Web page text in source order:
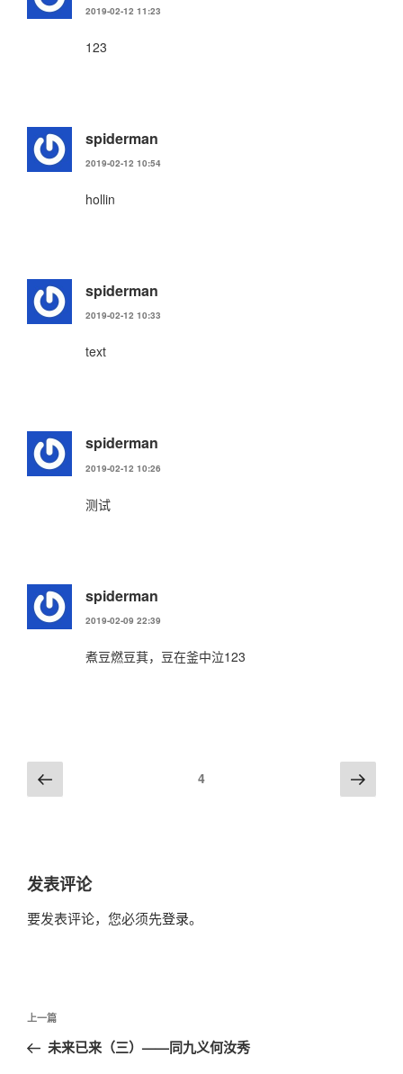
2019-02-12 11:23
123
spiderman
2019-02-12 10:54
hollin
spiderman
2019-02-12 10:33
text
spiderman
2019-02-12 10:26
测试
spiderman
2019-02-09 22:39
煮豆燃豆萁，豆在釜中泣123
评
论 一
4 下
一
发表评论
要发表评论，您必须先登录。
文
导
上
一
上一篇
未来已来（三）——同九义何汝秀